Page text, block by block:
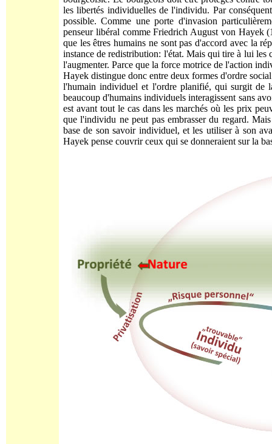
les libertés individuelles de l'individu. Par
possible. Comme une porte d'invasion
penseur libéral comme Friedrich August von Hayek
que les êtres humains ne sont pas d'accord avec la
instance de redistribution: l'état. Mais qui tire à lui les
l'augmenter. Parce que la force motrice de l'action
Hayek distingue donc entre deux formes d'ordre
l'humain individuel et l'ordre planifié, qui surgit de
beaucoup d'humains individuels interagissent sans
est avant tout le cas dans les marchés où les prix
que l'individu ne peut pas embrasser du regard.
base de son savoir individuel, et les utiliser à son
Hayek pense couvrir ceux qui se donneraient sur la